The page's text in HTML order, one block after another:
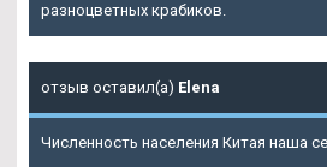
разноцветных крабиков.
отзыв оставил(а) Elena
Численность населения Китая наша